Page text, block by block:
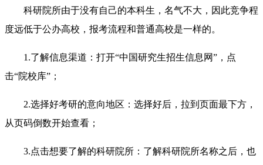
科研院所由于没有自己的本科生，名气不大，因此竞争程
度远低于公办高校，报考流程和普通高校是一样的。
1.了解信息渠道：打开“中国研究生招生信息网”，点
击“院校库”；
2.选择好考研的意向地区：选择好后，拉到页面最下方，
从页码倒数开始查看；
3.点击想要了解的科研院所：了解科研院所名称之后，也